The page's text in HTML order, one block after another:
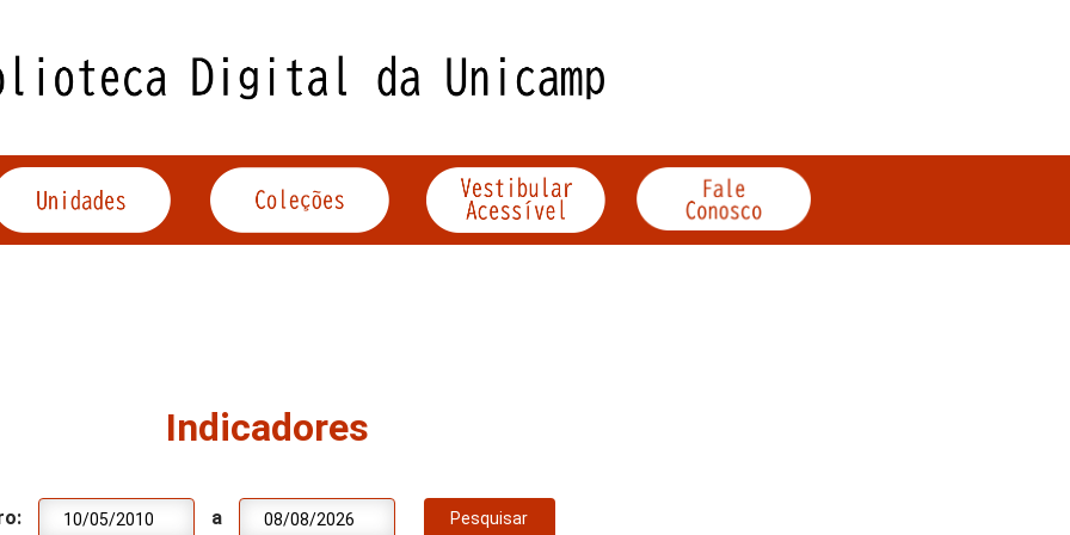
Indicadores
a